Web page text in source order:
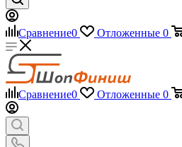
Сравнение0 Отложенные 0
Сравнение0 Отложенные 0